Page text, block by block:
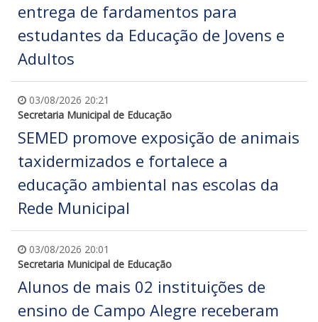
entrega de fardamentos para
estudantes da Educação de Jovens e
Adultos
03/08/2026 20:21
Secretaria Municipal de Educação
SEMED promove exposição de animais
taxidermizados e fortalece a
educação ambiental nas escolas da
Rede Municipal
03/08/2026 20:01
Secretaria Municipal de Educação
Alunos de mais 02 instituições de
ensino de Campo Alegre receberam